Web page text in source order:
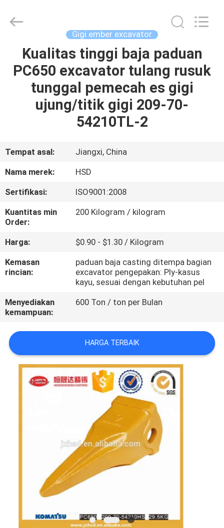
RUMAH
PRODUK
TENTANG
TUR
KONTROL
HUBUNGI
PERMINTAAN
PENAWARAN
SITEMAP
Spare
Parts
Gigi ember excavator
Kualitas tinggi baja paduan
PC650 excavator tulang rusuk
tunggal pemecah es gigi
ujung/titik gigi 209-70-
54210TL-2
Tempat asal:
Jiangxi, China
Nama merek:
HSD
Sertifikasi:
ISO9001:2008
Kuantitas min
Order:
200 Kilogram / kilogram
Harga:
$0.90 - $1.30 / Kilogram
Kemasan
rincian:
paduan baja casting ditempa bagian
excavator pengepakan: Ply-kasus
kayu, sesuai dengan kebutuhan pel
Menyediakan
kemampuan:
600 Ton / ton per Bulan
HARGA TERBAIK